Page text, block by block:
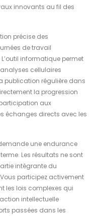
innovants au fil des
précise des
de travail
L’outil informatique permet
analyses cellulaires
publication régulière dans
la progression
aux
échanges directs avec les
une endurance
Les résultats ne sont
intégrante du
participez activement
les lois complexes qui
intellectuelle
passées dans les